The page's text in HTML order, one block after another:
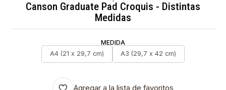
Canson Graduate Pad Croquis - Distintas
Medidas
MEDIDA
A4 (21 x 29,7 cm)
A3 (29,7 x 42 cm)
Agregar a la lista de favoritos